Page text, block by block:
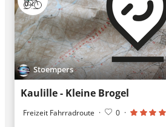
Stoempers
Kaulille - Kleine Brogel
Freizeit Fahrradroute · 0 ·